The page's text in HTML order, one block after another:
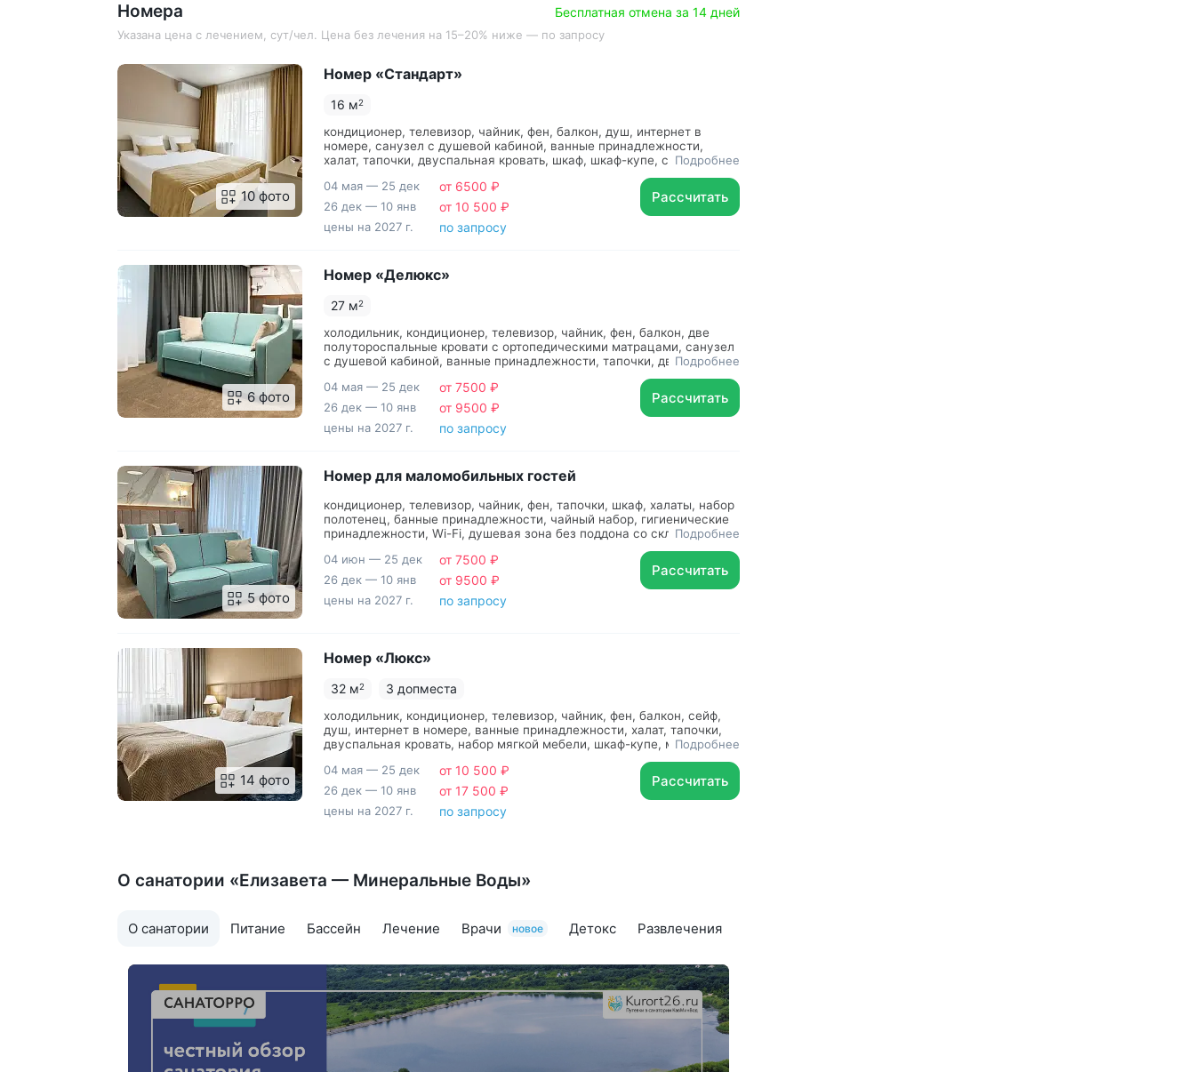
подарим трансфер и будем рядом на
протяжении всего отдыха.
Подробнее о подарочных картах и
путёвках
отдыха с выгодными предложения
8 800 700-15-77.
Номера Бесплатная отмена за 14 дней
Указана цена с лечением, сут/чел. Цена без лечения на 15–20% ниже — по запросу
10 фото
Номер «Стандарт»
16 м2
кондиционер, телевизор, чайник, фен, балкон, душ, интернет в
номере, санузел с душевой кабиной, ванные принадлежности,
халат, тапочки, двуспальная кровать, шкаф, шкаф-купе, стол,
зеркало, набор полотенец, две односпальные кровати, чайный
набор, мини-холодильник
Подробнее
04 мая — 25 дек
от 6500 ₽
26 дек — 10 янв от 10 500 ₽
цены на 2027 г. по запросу
Рассчитать
6 фото
Номер «Делюкс»
27 м2
холодильник, кондиционер, телевизор, чайник, фен, балкон, две
полутороспальные кровати с ортопедическими матрацами, санузел
с душевой кабиной, ванные принадлежности, тапочки, двуспальная
кровать, шкаф, прикроватные тумбочки, диван, кофемашина, посуда,
халаты, набор полотенец, Гигиенический душ, чайный набор
Подробнее
04 мая — 25 дек
от 7500 ₽
26 дек — 10 янв от 9500 ₽
цены на 2027 г. по запросу
Рассчитать
5 фото
Номер для маломобильных гостей
кондиционер, телевизор, чайник, фен, тапочки, шкаф, халаты, набор
полотенец, банные принадлежности, чайный набор, гигиенические
принадлежности, Wi-Fi, душевая зона без поддона со складным
Подробнее
04 июн — 25 дек
от 7500 ₽
26 дек — 10 янв от 9500 ₽
цены на 2027 г. по запросу
Рассчитать
14 фото
Номер «Люкс»
32 м2 3 допместа
холодильник, кондиционер, телевизор, чайник, фен, балкон, сейф,
душ, интернет в номере, ванные принадлежности, халат, тапочки,
двуспальная кровать, набор мягкой мебели, шкаф-купе, мягкаяПодробнее
04 мая — 25 дек
от 10 500 ₽
26 дек — 10 янв от 17 500 ₽
цены на 2027 г. по запросу
Рассчитать
О санатории «Елизавета — Минеральные Воды»
О санатории Питание Бассейн Лечение Врачи новое Детокс Развлечения